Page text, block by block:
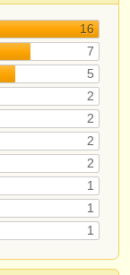
16
7
5
2
2
2
2
1
1
1